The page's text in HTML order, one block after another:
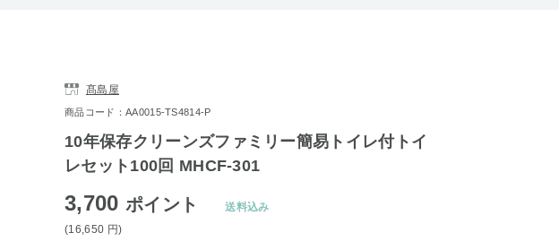
髙島屋
商品コード：AA0015-TS4814-P
10年保存クリーンズファミリー簡易トイレ付トイ
レセット100回 MHCF-301
3,700 ポイント
(16,650 円)
送料込み